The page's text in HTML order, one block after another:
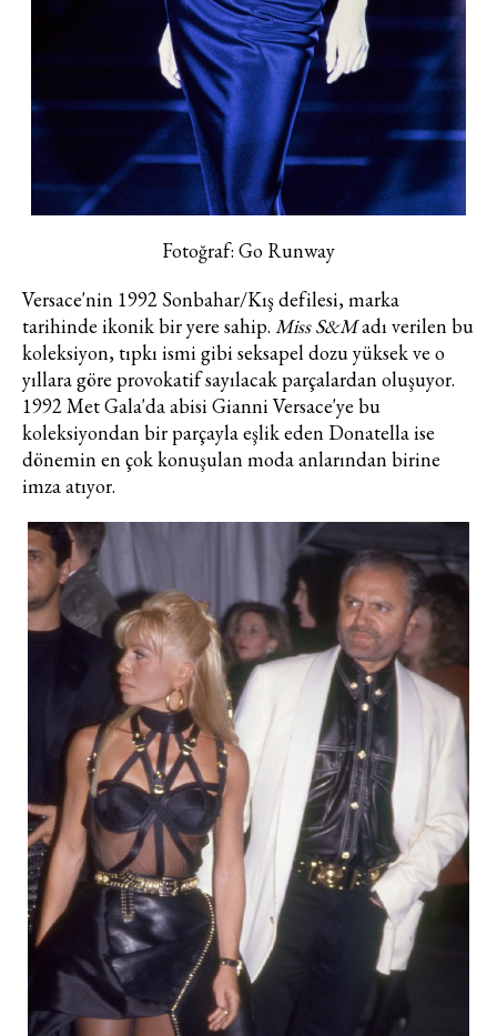
Fotoğraf: Go Runway
Versace'nin 1992 Sonbahar/Kış defilesi, marka
tarihinde ikonik bir yere sahip. Miss S&Madı verilen bu
koleksiyon, tıpkı ismi gibi seksapel dozu yüksek ve o
yıllara göre provokatif sayılacak parçalardan oluşuyor.
1992 Met Gala'da abisi Gianni Versace'ye bu
koleksiyondan bir parçayla eşlik eden Donatella ise
dönemin en çok konuşulan moda anlarından birine
imza atıyor.